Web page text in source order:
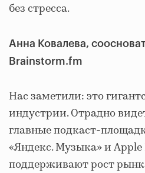
без стресса.
Анна Ковалева,
Brainstorm.fm
Нас заметили: это
индустрии. Отрадно
главные подкаст-
«Яндекс. Музыка» и
поддерживают рост